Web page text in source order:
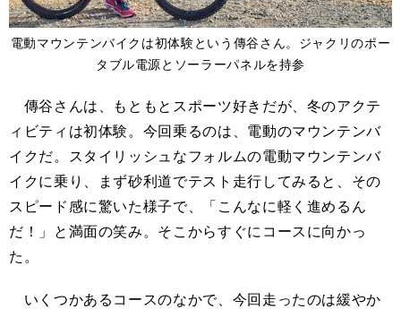
電動マウンテンバイクは初体験という傳谷さん。ジャクリのポー
タブル電源とソーラーパネルを持参
傳谷さんは、もともとスポーツ好きだが、冬のアクテ
ィビティは初体験。今回乗るのは、電動のマウンテンバ
イクだ。スタイリッシュなフォルムの電動マウンテンバ
イクに乗り、まず砂利道でテスト走行してみると、その
スピード感に驚いた様子で、「こんなに軽く進めるん
だ！」と満面の笑み。そこからすぐにコースに向かっ
た。
いくつかあるコースのなかで、今回走ったのは緩やか